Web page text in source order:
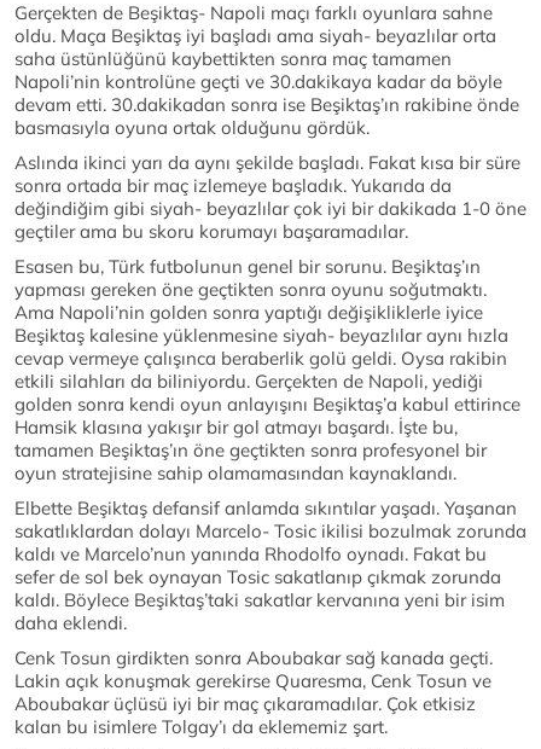
Gerçekten de Beşiktaş- Napoli maçı farklı oyunlara sahne
oldu. Maça Beşiktaş iyi başladı ama siyah- beyazlılar orta
saha üstünlüğünü kaybettikten sonra maç tamamen
Napoli’nin kontrolüne geçti ve 30.dakikaya kadar da böyle
devam etti. 30.dakikadan sonra ise Beşiktaş’ın rakibine önde
basmasıyla oyuna ortak olduğunu gördük.
Aslında ikinci yarı da aynı şekilde başladı. Fakat kısa bir süre
sonra ortada bir maç izlemeye başladık. Yukarıda da
değindiğim gibi siyah- beyazlılar çok iyi bir dakikada 1-0 öne
geçtiler ama bu skoru korumayı başaramadılar.
Esasen bu, Türk futbolunun genel bir sorunu. Beşiktaş’ın
yapması gereken öne geçtikten sonra oyunu soğutmaktı.
Ama Napoli’nin golden sonra yaptığı değişikliklerle iyice
Beşiktaş kalesine yüklenmesine siyah- beyazlılar aynı hızla
cevap vermeye çalışınca beraberlik golü geldi. Oysa rakibin
etkili silahları da biliniyordu. Gerçekten de Napoli, yediği
golden sonra kendi oyun anlayışını Beşiktaş’a kabul ettirince
Hamsik klasına yakışır bir gol atmayı başardı. İşte bu,
tamamen Beşiktaş’ın öne geçtikten sonra profesyonel bir
oyun stratejisine sahip olamamasından kaynaklandı.
Elbette Beşiktaş defansif anlamda sıkıntılar yaşadı. Yaşanan
sakatlıklardan dolayı Marcelo- Tosic ikilisi bozulmak zorunda
kaldı ve Marcelo’nun yanında Rhodolfo oynadı. Fakat bu
sefer de sol bek oynayan Tosic sakatlanıp çıkmak zorunda
kaldı. Böylece Beşiktaş’taki sakatlar kervanına yeni bir isim
daha eklendi.
Cenk Tosun girdikten sonra Aboubakar sağ kanada geçti.
Lakin açık konuşmak gerekirse Quaresma, Cenk Tosun ve
Aboubakar üçlüsü iyi bir maç çıkaramadılar. Çok etkisiz
kalan bu isimlere Tolgay’ı da eklememiz şart.